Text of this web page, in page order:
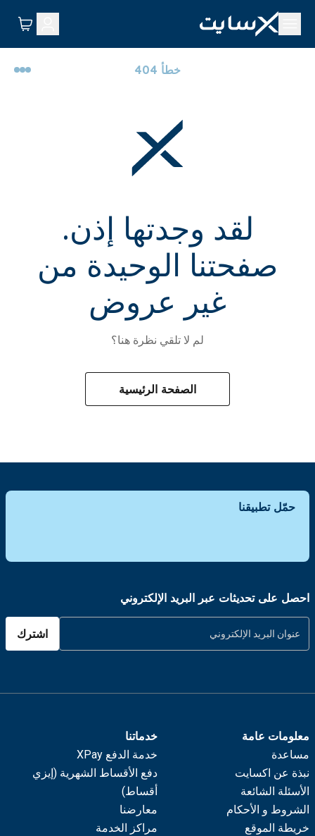
خطأ 404
لقد وجدتها إذن.
صفحتنا الوحيدة من
غير عروض
لم لا تلقي نظرة هنا؟
الصفحة الرئيسية
حمّل تطبيقنا
احصل على تحديثات عبر البريد الإلكتروني
اشترك
معلومات عامة
مساعدة
نبذة عن اكسايت
الأسئلة الشائعة
الشروط و الأحكام
خريطة الموقع
خدماتنا
خدمة الدفع XPay
دفع الأقساط الشهرية (إيزي
أقساط)
معارضنا
مراكز الخدمة